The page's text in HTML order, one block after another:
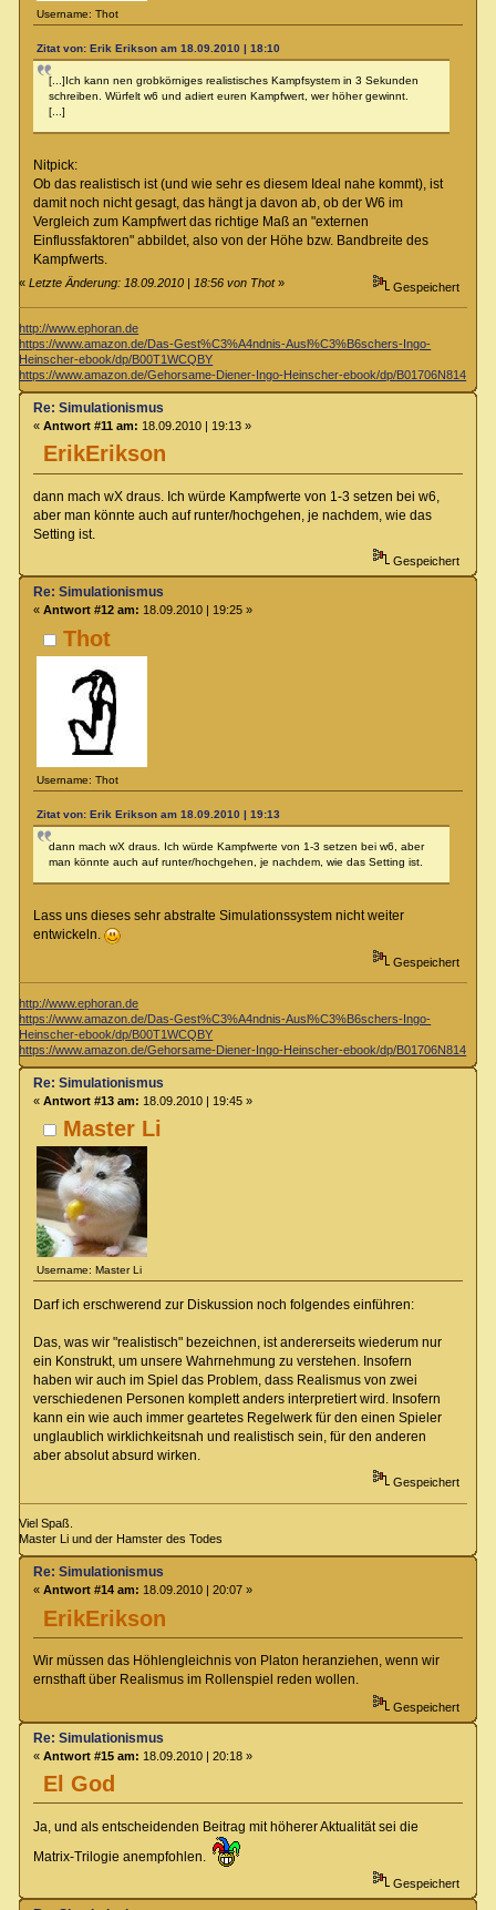
Username: Thot
Zitat von: Erik Erikson am 18.09.2010 | 18:10
[...]Ich kann nen grobkörniges realistisches Kampfsystem in 3 Sekunden
schreiben. Würfelt w6 und adiert euren Kampfwert, wer höher gewinnt.
[...]
Nitpick:
Ob das realistisch ist (und wie sehr es diesem Ideal nahe kommt), ist
damit noch nicht gesagt, das hängt ja davon ab, ob der W6 im
Vergleich zum Kampfwert das richtige Maß an "externen
Einflussfaktoren" abbildet, also von der Höhe bzw. Bandbreite des
Kampfwerts.
«Letzte Änderung: 18.09.2010 | 18:56 von Thot» Gespeichert
http://www.ephoran.de
https://www.amazon.de/Das-Gest%C3%A4ndnis-Ausl%C3%B6schers-Ingo-
Heinscher-ebook/dp/B00T1WCQBY
https://www.amazon.de/Gehorsame-Diener-Ingo-Heinscher-ebook/dp/B01706N814
ErikErikson
Re: Simulationismus
« Antwort #11 am: 18.09.2010 | 19:13 »
dann mach wX draus. Ich würde Kampfwerte von 1-3 setzen bei w6,
aber man könnte auch auf runter/hochgehen, je nachdem, wie das
Setting ist.
Gespeichert
Thot
Username: Thot
Re: Simulationismus
« Antwort #12 am: 18.09.2010 | 19:25 »
Zitat von: Erik Erikson am 18.09.2010 | 19:13
dann mach wX draus. Ich würde Kampfwerte von 1-3 setzen bei w6, aber
man könnte auch auf runter/hochgehen, je nachdem, wie das Setting ist.
Lass uns dieses sehr abstralte Simulationssystem nicht weiter
entwickeln.
Gespeichert
http://www.ephoran.de
https://www.amazon.de/Das-Gest%C3%A4ndnis-Ausl%C3%B6schers-Ingo-
Heinscher-ebook/dp/B00T1WCQBY
https://www.amazon.de/Gehorsame-Diener-Ingo-Heinscher-ebook/dp/B01706N814
Master Li
Username: Master Li
Re: Simulationismus
« Antwort #13 am: 18.09.2010 | 19:45 »
Darf ich erschwerend zur Diskussion noch folgendes einführen:
Das, was wir "realistisch" bezeichnen, ist andererseits wiederum nur
ein Konstrukt, um unsere Wahrnehmung zu verstehen. Insofern
haben wir auch im Spiel das Problem, dass Realismus von zwei
verschiedenen Personen komplett anders interpretiert wird. Insofern
kann ein wie auch immer geartetes Regelwerk für den einen Spieler
unglaublich wirklichkeitsnah und realistisch sein, für den anderen
aber absolut absurd wirken.
Gespeichert
Viel Spaß.
Master Li und der Hamster des Todes
ErikErikson
Re: Simulationismus
« Antwort #14 am: 18.09.2010 | 20:07 »
Wir müssen das Höhlengleichnis von Platon heranziehen, wenn wir
ernsthaft über Realismus im Rollenspiel reden wollen.
Gespeichert
El God
Re: Simulationismus
« Antwort #15 am: 18.09.2010 | 20:18 »
Ja, und als entscheidenden Beitrag mit höherer Aktualität sei die
Matrix-Trilogie anempfohlen.
Gespeichert